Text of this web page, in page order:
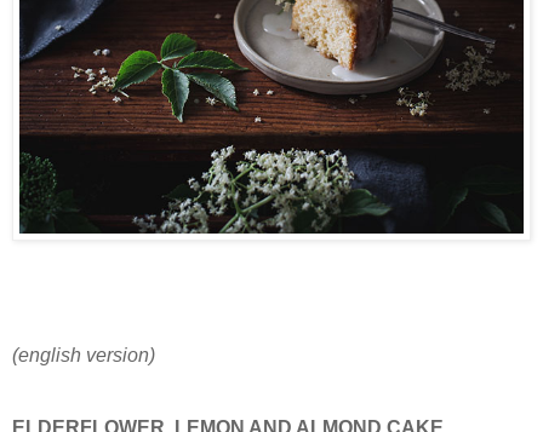
(english version)
ELDERFLOWER, LEMON AND ALMOND CAKE